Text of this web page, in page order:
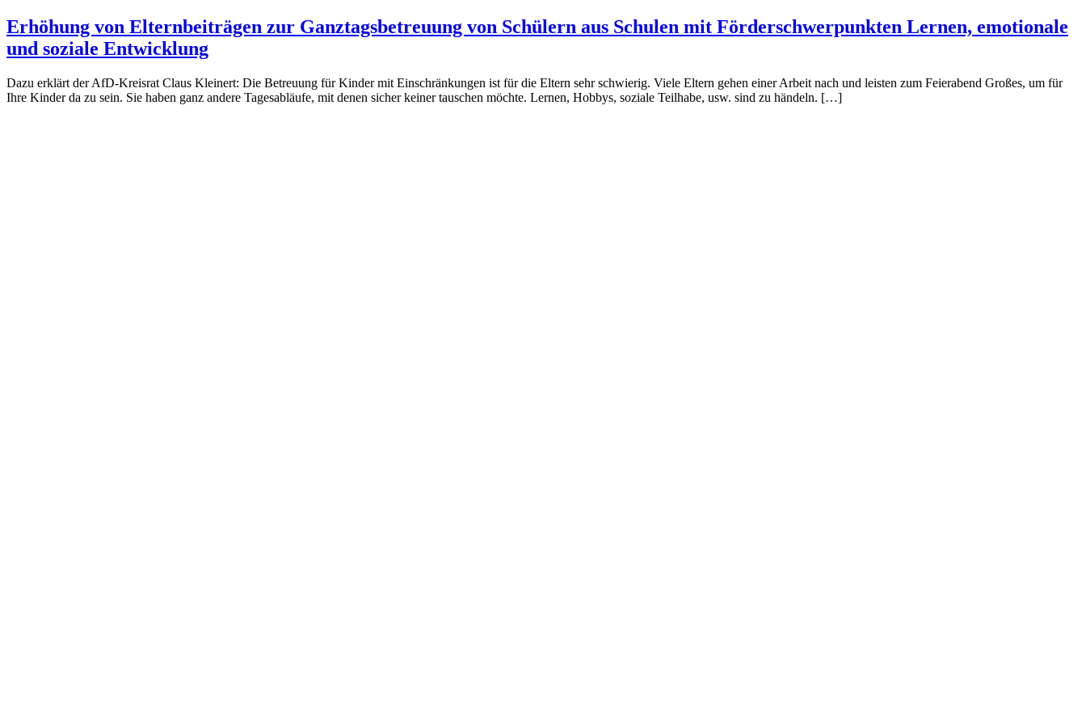
Erhöhung von Elternbeiträgen zur Ganztagsbetreuung von Schülern aus Schulen mit Förderschwerpunkten Lernen, emotionale
und soziale Entwicklung
Dazu erklärt der AfD-Kreisrat Claus Kleinert: Die Betreuung für Kinder mit Einschränkungen ist für die Eltern sehr schwierig. Viele Eltern gehen einer Arbeit nach und leisten zum Feierabend Großes, um für
Ihre Kinder da zu sein. Sie haben ganz andere Tagesabläufe, mit denen sicher keiner tauschen möchte. Lernen, Hobbys, soziale Teilhabe, usw. sind zu händeln. […]